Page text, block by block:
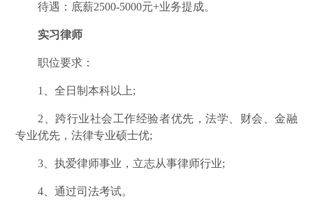
待遇：底薪2500-5000元+业务提成。
实习律师
职位要求：
1、全日制本科以上;
2、跨行业社会工作经验者优先，法学、财会、金融
专业优先，法律专业硕士优;
3、执爱律师事业，立志从事律师行业;
4、通过司法考试。